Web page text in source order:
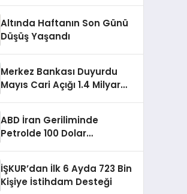
Altında Haftanın Son Günü
Düşüş Yaşandı
Merkez Bankası Duyurdu
Mayıs Cari Açığı 1.4 Milyar
ABD İran Geriliminde
Petrolde 100 Dolar
İŞKUR’dan İlk 6 Ayda 723 Bin
Kişiye İstihdam Desteği